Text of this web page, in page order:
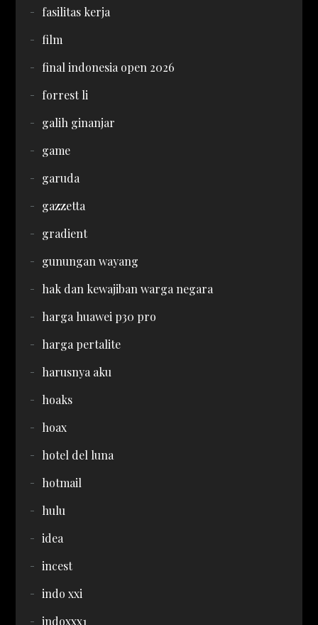
fasilitas kerja
film
final indonesia open 2026
forrest li
galih ginanjar
game
garuda
gazzetta
gradient
gunungan wayang
hak dan kewajiban warga negara
harga huawei p30 pro
harga pertalite
harusnya aku
hoaks
hoax
hotel del luna
hotmail
hulu
idea
incest
indo xxi
indoxxx1